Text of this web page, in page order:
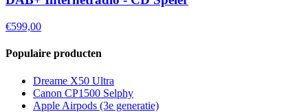
€599,00
Populaire producten
Dreame X50 Ultra
Canon CP1500 Selphy
Apple Airpods (3e generatie)